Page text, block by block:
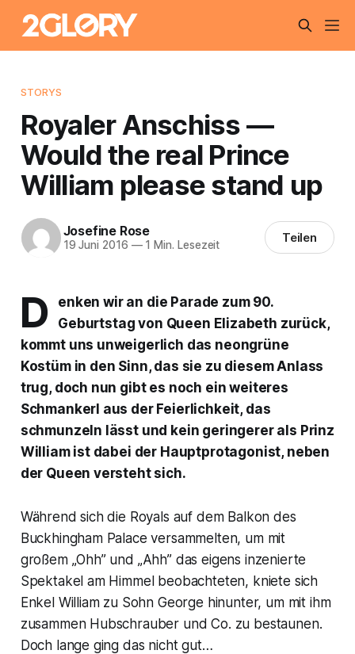
STORYS
Royaler Anschiss —
Would the real Prince
William please stand up
Josefine Rose
19 Juni 2016 —1 Min. Lesezeit Teilen
D
enken wir an die Parade zum 90.
Geburtstag von Queen Elizabeth zurück,
kommt uns unweigerlich das neongrüne
Kostüm in den Sinn, das sie zu diesem Anlass
trug, doch nun gibt es noch ein weiteres
Schmankerl aus der Feierlichkeit, das
schmunzeln lässt und kein geringerer als Prinz
William ist dabei der Hauptprotagonist, neben
der Queen versteht sich.
Während sich die Royals auf dem Balkon des
Buckhingham Palace versammelten, um mit
großem „Ohh” und „Ahh” das eigens inzenierte
Spektakel am Himmel beobachteten, kniete sich
Enkel William zu Sohn George hinunter, um mit ihm
zusammen Hubschrauber und Co. zu bestaunen.
Doch lange ging das nicht gut…